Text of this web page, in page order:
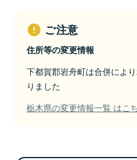
ご注意
住所等の変更情報
下都賀郡岩舟町は合併によ
りました
栃木県の変更情報一覧 はこ